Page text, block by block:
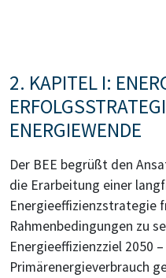
2. KAPITEL I:
ENERGIEWENDE
Der BEE begrüßt den
die Erarbeitung einer
Energieeffizienzstrategie
Rahmenbedingungen zu
Energieeffizienzziel 2050
Primärenergieverbrauch